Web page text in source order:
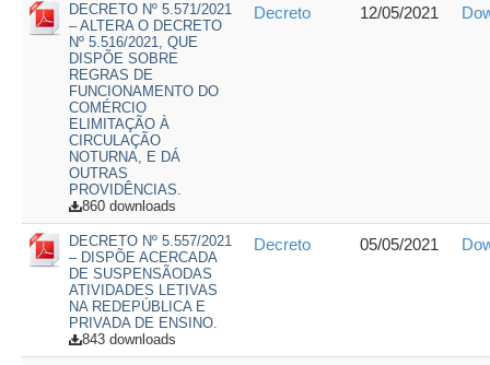
DECRETO Nº 5.571/2021
– ALTERA O DECRETO
Nº 5.516/2021, QUE
DISPÕE SOBRE
REGRAS DE
FUNCIONAMENTO DO
COMÉRCIO
ELIMITAÇÃO À
CIRCULAÇÃO
NOTURNA, E DÁ
OUTRAS
PROVIDÊNCIAS.
860 downloads
Decreto 12/05/2021
DECRETO Nº 5.557/2021
– DISPÕE ACERCADA
DE SUSPENSÃODAS
ATIVIDADES LETIVAS
NA REDEPÚBLICA E
PRIVADA DE ENSINO.
843 downloads
Decreto 05/05/2021